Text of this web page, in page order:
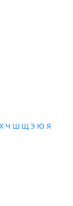
Х Ч Ш Щ Э Ю Я